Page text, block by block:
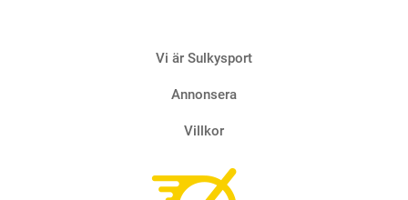
Vi är Sulkysport
Annonsera
Villkor